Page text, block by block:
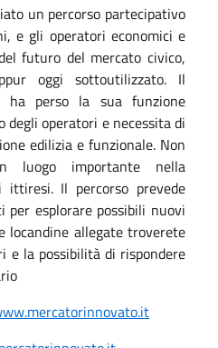
un percorso partecipativo
e gli operatori economici e
futuro del mercato civico,
oggi sottoutilizzato. Il
perso la sua funzione
degli operatori e necessita di
edilizia e funzionale. Non
luogo importante nella
ittiresi. Il percorso prevede
esplorare possibili nuovi
allegate troverete
e la possibilità di rispondere